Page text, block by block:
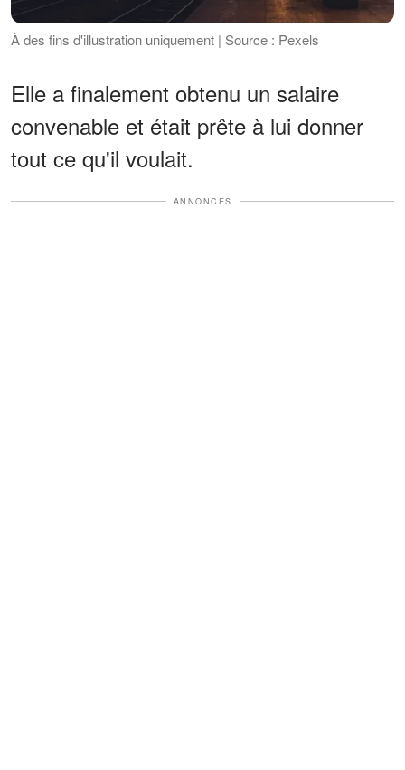
À des fins d'illustration uniquement | Source : Pexels
Elle a finalement obtenu un salaire
convenable et était prête à lui donner
tout ce qu'il voulait.
ANNONCES